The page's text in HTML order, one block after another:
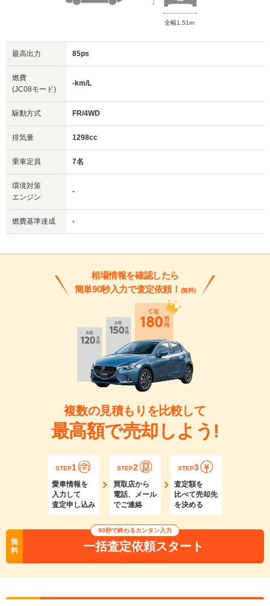
全幅1.51m
最高出力 85ps
燃費
(JC08モード)
-km/L
駆動方式 FR/4WD
排気量 1298cc
乗車定員 7名
環境対策
エンジン
-
燃費基準達成 -
相場情報を確認したら
簡単90秒入力で査定依頼！ (無料)
複数の見積もりを比較して
最高額で売却しよう!
STEP1
愛車情報を
入力して
査定申し込み
STEP2
買取店から
電話、メール
でご連絡
STEP3
査定額を
比べて売却先
を決める
無
料
90秒で終わるカンタン入力
一括査定依頼スタート